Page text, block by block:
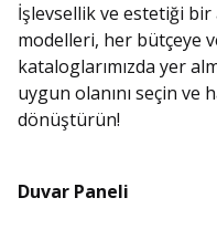
İşlevsellik ve estetiği
modelleri, her bütçeye
kataloglarımızda yer
uygun olanını seçin ve
dönüştürün!
Duvar Paneli